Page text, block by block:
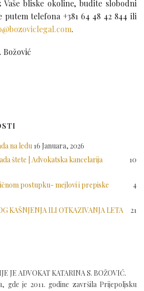
bliske okoline, budite slobodni
telefona +381 64 48 42 844 ili
.
Božović
na ledu 16 Januara, 2026
štete | Advokatska kancelarija
10
postupku- mejlovi i prepiske
4
KAŠNJENJA ILI OTKAZIVANJA LETA
21
JE ADVOKAT KATARINA S. BOŽOVIĆ.
gde je 2011. godine završila Prijepoljsku